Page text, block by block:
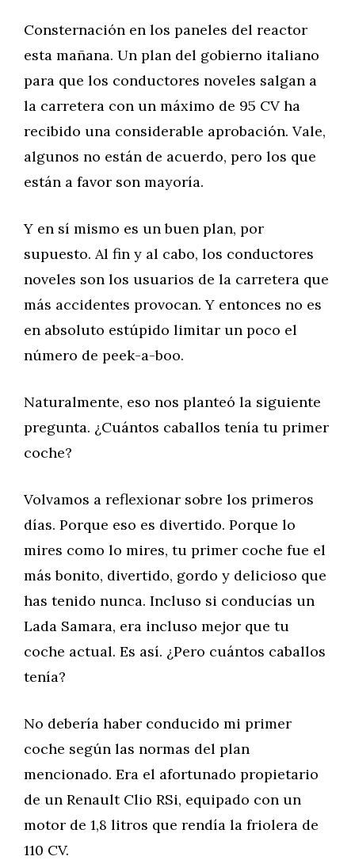
Consternación en los paneles del reactor
esta mañana. Un plan del gobierno italiano
para que los conductores noveles salgan a
la carretera con un máximo de 95 CV ha
recibido una considerable aprobación. Vale,
algunos no están de acuerdo, pero los que
están a favor son mayoría.
Y en sí mismo es un buen plan, por
supuesto. Al fin y al cabo, los conductores
noveles son los usuarios de la carretera que
más accidentes provocan. Y entonces no es
en absoluto estúpido limitar un poco el
número de peek-a-boo.
Naturalmente, eso nos planteó la siguiente
pregunta. ¿Cuántos caballos tenía tu primer
coche?
Volvamos a reflexionar sobre los primeros
días. Porque eso es divertido. Porque lo
mires como lo mires, tu primer coche fue el
más bonito, divertido, gordo y delicioso que
has tenido nunca. Incluso si conducías un
Lada Samara, era incluso mejor que tu
coche actual. Es así. ¿Pero cuántos caballos
tenía?
No debería haber conducido mi primer
coche según las normas del plan
mencionado. Era el afortunado propietario
de un Renault Clio RSi, equipado con un
motor de 1,8 litros que rendía la friolera de
110 CV.